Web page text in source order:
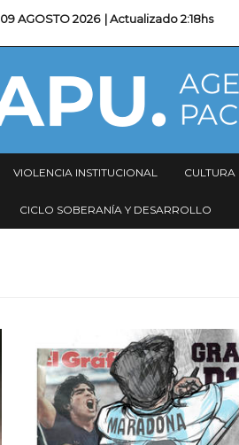
09 AGOSTO 2026 | Actualizado2:18hs
VIOLENCIA INSTITUCIONAL CULTURA
CICLO SOBERANÍA Y DESARROLLO